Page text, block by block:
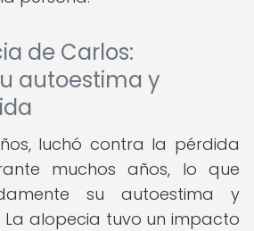
de Carlos:
autoestima y
luchó contra la pérdida
muchos años, lo que
su autoestima y
alopecia tuvo un impacto